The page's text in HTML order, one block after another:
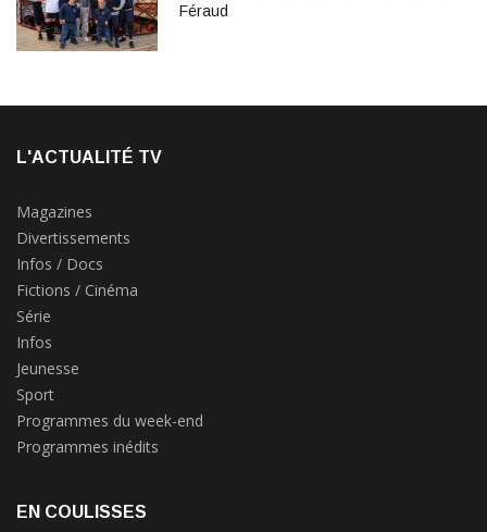
Féraud
L'ACTUALITÉ TV
Magazines
Divertissements
Infos / Docs
Fictions / Cinéma
Série
Infos
Jeunesse
Sport
Programmes du week-end
Programmes inédits
EN COULISSES